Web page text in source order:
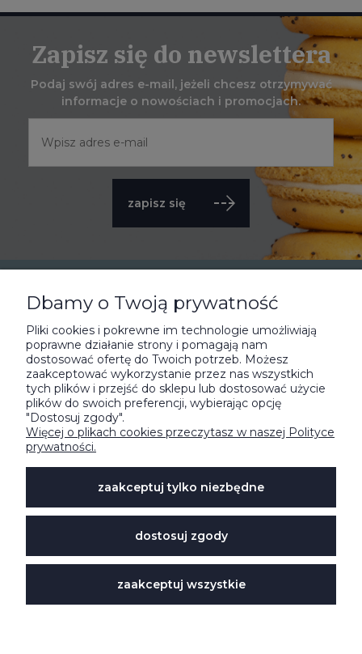
Zapisz się do newslettera
Podaj swój adres e-mail, jeżeli chcesz otrzymywać
informacje o nowościach i promocjach.
zapisz się
POMOC
ZAMÓWIENIE I DOSTAWA
O NAS
   
Sklep internetowy Shoper.pl
Dbamy o Twoją prywatność
Pliki cookies i pokrewne im technologie umożliwiają
poprawne działanie strony i pomagają nam
dostosować ofertę do Twoich potrzeb. Możesz
zaakceptować wykorzystanie przez nas wszystkich
tych plików i przejść do sklepu lub dostosować użycie
plików do swoich preferencji, wybierając opcję
"Dostosuj zgody".
Więcej o plikach cookies przeczytasz w naszej Polityce
prywatności.
zaakceptuj tylko niezbędne
dostosuj zgody
zaakceptuj wszystkie